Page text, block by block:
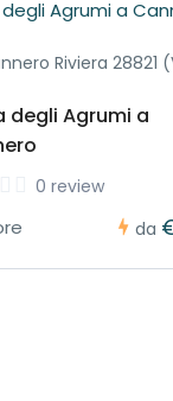
Riviera 28821
degli Agrumi a
0 review
da